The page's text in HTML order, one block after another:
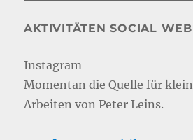
AKTIVITÄTEN SOCIAL WEB
Instagram
Momentan die Quelle für
Arbeiten von Peter Leins.